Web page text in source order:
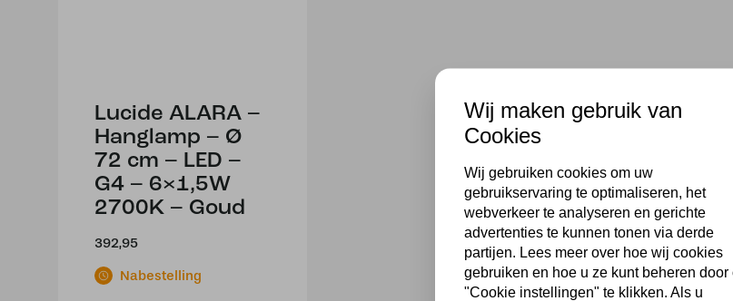
Lucide ALARA –
Hanglamp – Ø
72 cm – LED –
G4 – 6×1,5W
2700K – Goud
392,95
Nabestelling
Wij maken gebruik van
Cookies
Wij gebruiken cookies om uw
gebruikservaring te optimaliseren, het
webverkeer te analyseren en gerichte
advertenties te kunnen tonen via derde
partijen. Lees meer over hoe wij cookies
gebruiken en hoe u ze kunt beheren door
"Cookie instellingen" te klikken. Als u